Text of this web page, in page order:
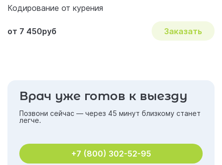
Кодирование от курения
от 7 450руб Заказать
Врач уже готов к выезду
Позвони сейчас — через 45 минут близкому станет
легче.
+7 (800) 302-52-95